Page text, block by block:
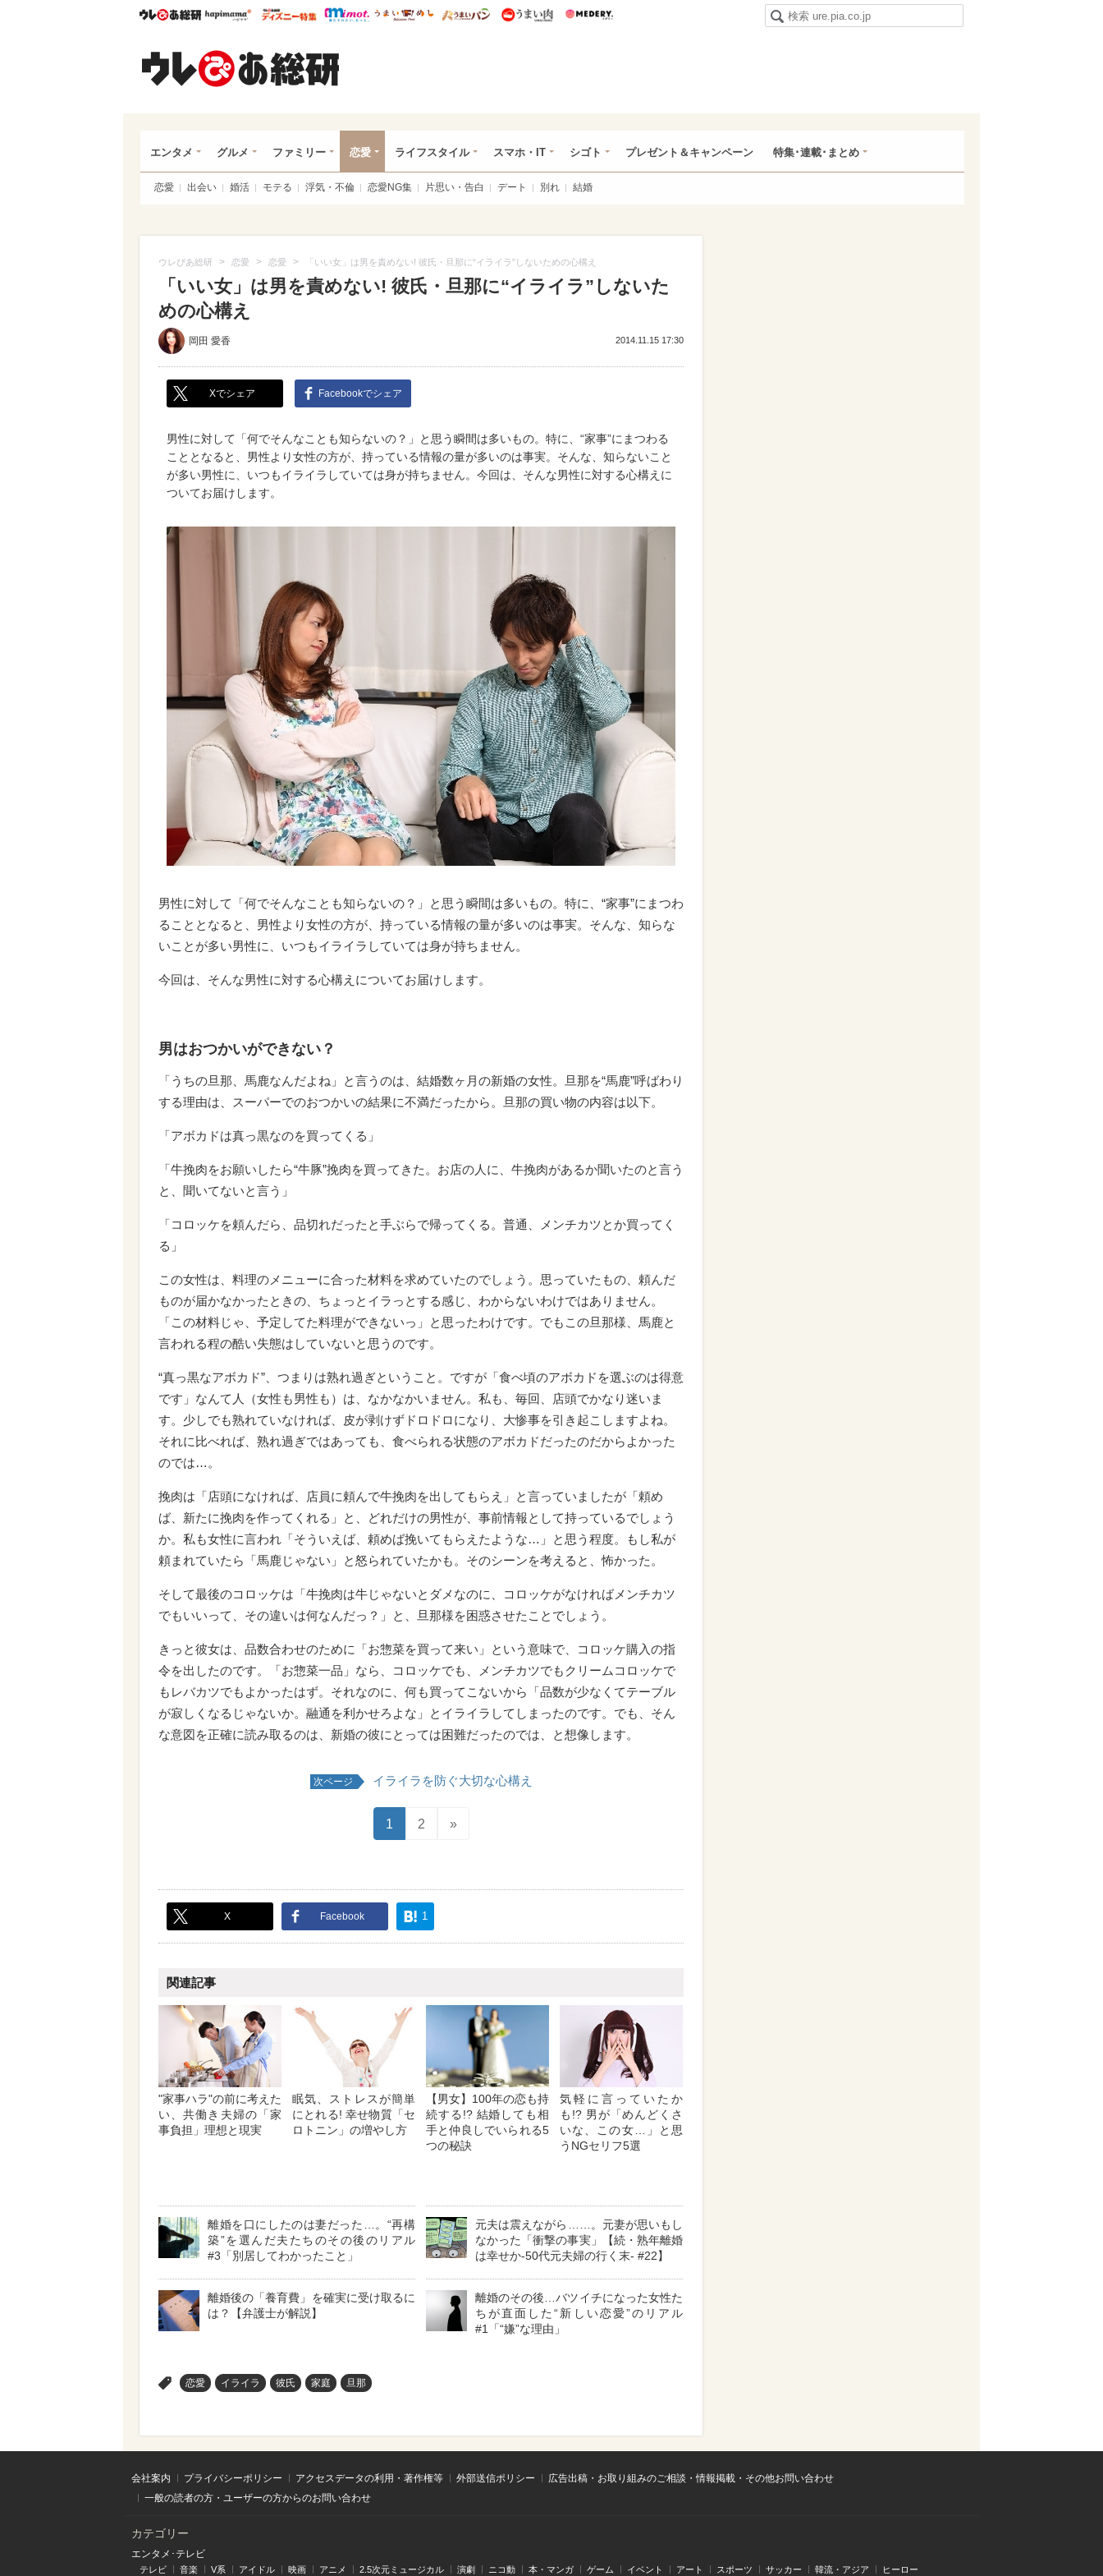
ウレぴあ総研ハピママ* ウレぴあ総研 ディズニー特集
mimot. うまいめし うまいパン うまい肉
エンタメ グルメ ファミリー 恋愛 ライフスタイル スマホ・IT シゴト プレゼント＆キャンペーン 特集･連載･まとめ
恋愛 出会い 婚活 モテる 浮気・不倫 恋愛NG集 片思い・告白 デート 別れ 結婚
ウレぴあ総研 > 恋愛 > 恋愛 > 「いい女」は男を責めない! 彼氏・旦那に“イライラ”しないための心構え
「いい女」は男を責めない! 彼氏・旦那に“イライラ”しないた
めの心構え
岡田 愛香 2014.11.15 17:30
Xでシェア Facebookでシェア
男性に対して「何でそんなことも知らないの？」と思う瞬間は多いもの。特に、“家事”にまつわる
こととなると、男性より女性の方が、持っている情報の量が多いのは事実。そんな、知らないこと
が多い男性に、いつもイライラしていては身が持ちません。今回は、そんな男性に対する心構えに
ついてお届けします。
男性に対して「何でそんなことも知らないの？」と思う瞬間は多いもの。特に、“家事”にまつわ
ることとなると、男性より女性の方が、持っている情報の量が多いのは事実。そんな、知らな
いことが多い男性に、いつもイライラしていては身が持ちません。
今回は、そんな男性に対する心構えについてお届けします。
男はおつかいができない？
「うちの旦那、馬鹿なんだよね」と言うのは、結婚数ヶ月の新婚の女性。旦那を“馬鹿”呼ばわり
する理由は、スーパーでのおつかいの結果に不満だったから。旦那の買い物の内容は以下。
「アボカドは真っ黒なのを買ってくる」
「牛挽肉をお願いしたら“牛豚”挽肉を買ってきた。お店の人に、牛挽肉があるか聞いたのと言う
と、聞いてないと言う」
「コロッケを頼んだら、品切れだったと手ぶらで帰ってくる。普通、メンチカツとか買ってく
る」
この女性は、料理のメニューに合った材料を求めていたのでしょう。思っていたもの、頼んだ
ものが届かなかったときの、ちょっとイラっとする感じ、わからないわけではありません。
「この材料じゃ、予定してた料理ができないっ」と思ったわけです。でもこの旦那様、馬鹿と
言われる程の酷い失態はしていないと思うのです。
“真っ黒なアボカド”、つまりは熟れ過ぎということ。ですが「食べ頃のアボカドを選ぶのは得意
です」なんて人（女性も男性も）は、なかなかいません。私も、毎回、店頭でかなり迷いま
す。少しでも熟れていなければ、皮が剥けずドロドロになり、大惨事を引き起こしますよね。
それに比べれば、熟れ過ぎではあっても、食べられる状態のアボカドだったのだからよかった
のでは…。
挽肉は「店頭になければ、店員に頼んで牛挽肉を出してもらえ」と言っていましたが「頼め
ば、新たに挽肉を作ってくれる」と、どれだけの男性が、事前情報として持っているでしょう
か。私も女性に言われ「そういえば、頼めば挽いてもらえたような…」と思う程度。もし私が
頼まれていたら「馬鹿じゃない」と怒られていたかも。そのシーンを考えると、怖かった。
そして最後のコロッケは「牛挽肉は牛じゃないとダメなのに、コロッケがなければメンチカツ
でもいいって、その違いは何なんだっ？」と、旦那様を困惑させたことでしょう。
きっと彼女は、品数合わせのために「お惣菜を買って来い」という意味で、コロッケ購入の指
令を出したのです。「お惣菜一品」なら、コロッケでも、メンチカツでもクリームコロッケで
もレバカツでもよかったはず。それなのに、何も買ってこないから「品数が少なくてテーブル
が寂しくなるじゃないか。融通を利かせろよな」とイライラしてしまったのです。でも、そん
な意図を正確に読み取るのは、新婚の彼にとっては困難だったのでは、と想像します。
次ページ イライラを防ぐ大切な心構え
1 2 »
X Facebook 1
関連記事
"家事ハラ"の前に考えた
い、共働き夫婦の「家
事負担」理想と現実
眠気、ストレスが簡単
にとれる! 幸せ物質「セ
ロトニン」の増やし方
【男女】100年の恋も持
続する!? 結婚しても相
手と仲良しでいられる5
つの秘訣
気軽に言っていたか
も!? 男が「めんどくさ
いな、この女…」と思
うNGセリフ5選
離婚を口にしたのは妻だった…。“再構
築”を選んだ夫たちのその後のリアル
#3「別居してわかったこと」
元夫は震えながら……。元妻が思いもし
なかった「衝撃の事実」【続・熟年離婚
は幸せか-50代元夫婦の行く末- #22】
離婚後の「養育費」を確実に受け取るに
は？【弁護士が解説】
離婚のその後…バツイチになった女性た
ちが直面した“新しい恋愛”のリアル
#1「“嫌”な理由」
恋愛 イライラ 彼氏 家庭 旦那
会社案内 プライバシーポリシー アクセスデータの利用・著作権等 外部送信ポリシー
広告出稿・お取り組みのご相談・情報掲載・その他お問い合わせ
一般の読者の方・ユーザーの方からのお問い合わせ
カテゴリー
エンタメ･テレビ
テレビ 音楽 V系 アイドル 映画 アニメ 2.5次元ミュージカル 演劇 ニコ動 本・マンガ ゲーム イベント アート スポーツ サッカー 韓流・アジア ヒーロー